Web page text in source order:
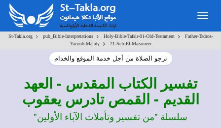
St-Takla.org> pub_Bible-Interpretations> Holy-Bible-Tafsir-01-Old-Testament>
Father-Tadros-
Yacoub-Malaty> 21-Sefr-El-Mazameer
نرجو الصلاة من أجل خدمة الموقع والخدام
تفسير الكتاب المقدس - العهد
القديم - القمص تادرس يعقوب
سلسلة "من تفسير وتأملات الآباء الأولين"